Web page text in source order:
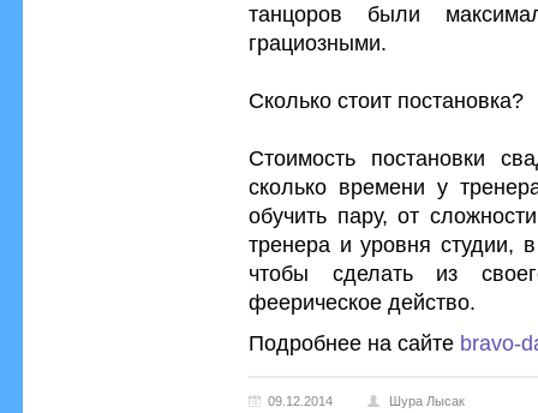
танцоров были
грациозными.
Сколько стоит постановка?
Стоимость постановки
сколько времени у
обучить пару, от
тренера и уровня студии,
чтобы сделать из
феерическое действо.
Подробнее на сайте bravo-
09.12.2014 Шура Лысак